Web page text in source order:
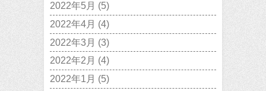
2022年5月 (5)
2022年4月 (4)
2022年3月 (3)
2022年2月 (4)
2022年1月 (5)